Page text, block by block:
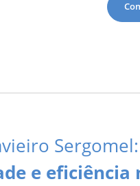
Sergomel:
e eficiência